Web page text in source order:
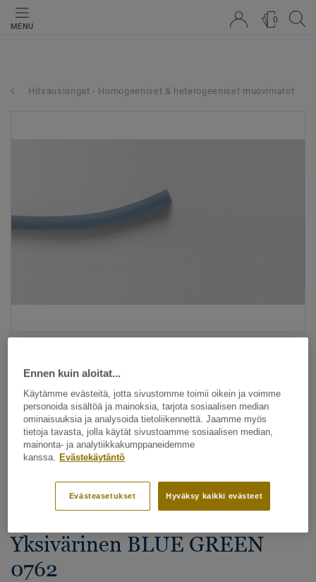
MENU
0
Hitsauslangat - Homogeeniset & heterogeeniset muovimatot
Katso kaikki kuosit - NCS ja LRV (1096)
Hitsauslangat - Homogeeniset
& heterogeeniset muovimatot -
Yksivärinen BLUE GREEN
0762
Ennen kuin aloitat...
Käytämme evästeitä, jotta sivustomme toimii oikein ja voimme
personoida sisältöä ja mainoksia, tarjota sosiaalisen median
ominaisuuksia ja analysoida tietoliikennettä. Jaamme myös
tietoja tavasta, jolla käytät sivustoamme sosiaalisen median,
mainonta- ja analytiikkakumppaneidemme
kanssa. Evästekäytäntö
Hyväksy kaikki evästeet
Evästeasetukset